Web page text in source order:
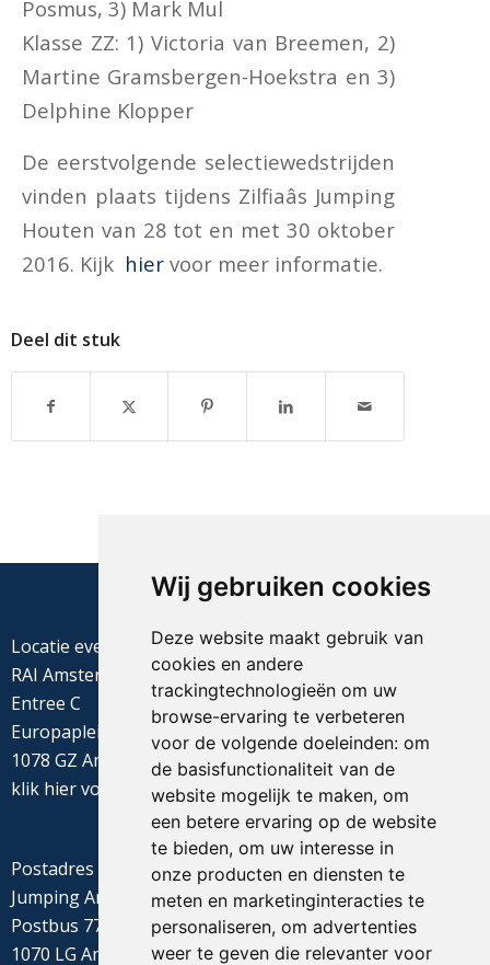
Wij gebruiken cookies
Deze website maakt gebruik van
cookies en andere
trackingtechnologieën om uw
browse-ervaring te verbeteren
voor de volgende doeleinden: om
de basisfunctionaliteit van de
website mogelijk te maken, om
een betere ervaring op de website
te bieden, om uw interesse in
onze producten en diensten te
meten en marketinginteracties te
personaliseren, om advertenties
weer te geven die relevanter voor
Posmus, 3) Mark Mul
Klasse ZZ: 1) Victoria van Breemen, 2)
Martine Gramsbergen-Hoekstra en 3)
Delphine Klopper
De eerstvolgende selectiewedstrijden
vinden plaats tijdens Zilfiaâs Jumping
Houten van 28 tot en met 30 oktober
2016. Kijk hier voor meer informatie.
Deel dit stuk
Locatie evenement
RAI Amsterdam
Entree C
Europaplein 22
1078 GZ Amsterdam
klik hiervoor de routebeschrijving
Postadres
Jumping Amsterdam
Postbus 77655
1070 LG Amsterdam